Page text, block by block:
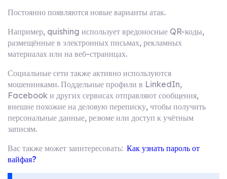
Постоянно появляются новые варианты атак.
Например, quishing использует вредоносные QR-коды,
размещённые в электронных письмах, рекламных
материалах или на веб-страницах.
Социальные сети также активно используются
мошенниками. Поддельные профили в LinkedIn,
Facebook и других сервисах отправляют сообщения,
внешне похожие на деловую переписку, чтобы получить
персональные данные, резюме или доступ к учётным
записям.
Вас также может заинтересовать: Как узнать пароль от
вайфая?